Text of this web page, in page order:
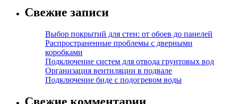
Свежие записи
Выбор покрытий для стен: от обоев до панелей
Распространенные проблемы с дверными
коробками
Подключение систем для отвода грунтовых вод
Организация вентиляции в подвале
Подключение биде с подогревом воды